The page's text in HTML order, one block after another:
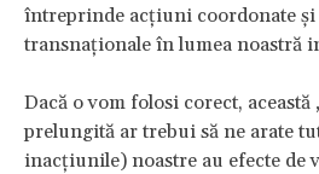
întreprinde acțiuni coordonate
transnaționale în lumea noastră
Dacă o vom folosi corect, această
prelungită ar trebui să ne arate
inacțiunile) noastre au efecte de